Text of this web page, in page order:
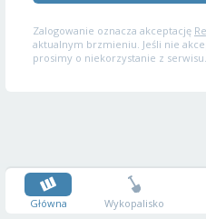
Zalogowanie oznacza akceptację
aktualnym brzmieniu. Jeśli nie
prosimy o niekorzystanie z serwisu.
Główna Wykopalisko